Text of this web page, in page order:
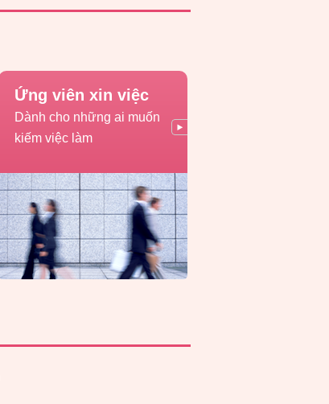
Ứng viên xin việc
Dành cho những ai muốn
kiếm việc làm